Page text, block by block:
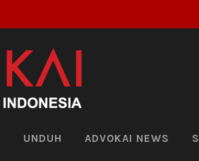
UNDUH ADVOKAI NEWS